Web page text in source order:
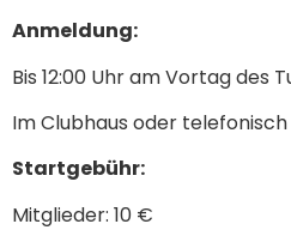
Anmeldung:
Bis 12:00 Uhr am Vortag des
Im Clubhaus oder
Startgebühr:
Mitglieder: 10 €